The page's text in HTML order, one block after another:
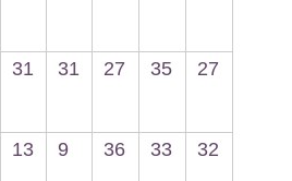
31 31 27 35 27
13 9 36 33 32